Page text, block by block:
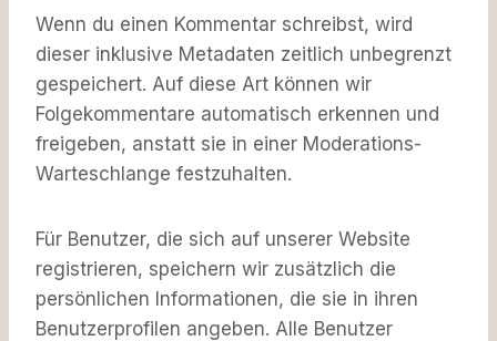
Wenn du einen Kommentar schreibst, wird
dieser inklusive Metadaten zeitlich unbegrenzt
gespeichert. Auf diese Art können wir
Folgekommentare automatisch erkennen und
freigeben, anstatt sie in einer Moderations-
Warteschlange festzuhalten.
Für Benutzer, die sich auf unserer Website
registrieren, speichern wir zusätzlich die
persönlichen Informationen, die sie in ihren
Benutzerprofilen angeben. Alle Benutzer